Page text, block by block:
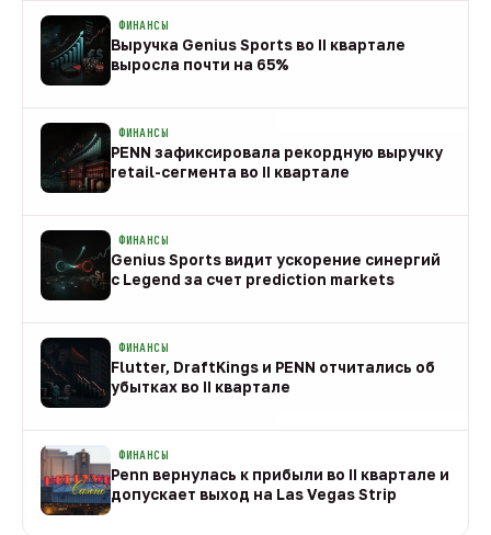
ФИНАНСЫ
Выручка Genius Sports во II квартале
выросла почти на 65%
ФИНАНСЫ
PENN зафиксировала рекордную выручку
retail-сегмента во II квартале
ФИНАНСЫ
Genius Sports видит ускорение синергий
с Legend за счет prediction markets
ФИНАНСЫ
Flutter, DraftKings и PENN отчитались об
убытках во II квартале
ФИНАНСЫ
Penn вернулась к прибыли во II квартале и
допускает выход на Las Vegas Strip